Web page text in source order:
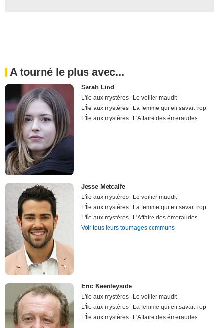
A tourné le plus avec...
Sarah Lind
L'île aux mystères : Le voilier maudit
L'Île aux mystères : La femme qui en savait trop
L'Île aux mystères : L'Affaire des émeraudes
Jesse Metcalfe
L'île aux mystères : Le voilier maudit
L'Île aux mystères : La femme qui en savait trop
L'Île aux mystères : L'Affaire des émeraudes
Voir tous leurs tournages communs
Eric Keenleyside
L'île aux mystères : Le voilier maudit
L'Île aux mystères : La femme qui en savait trop
L'Île aux mystères : L'Affaire des émeraudes